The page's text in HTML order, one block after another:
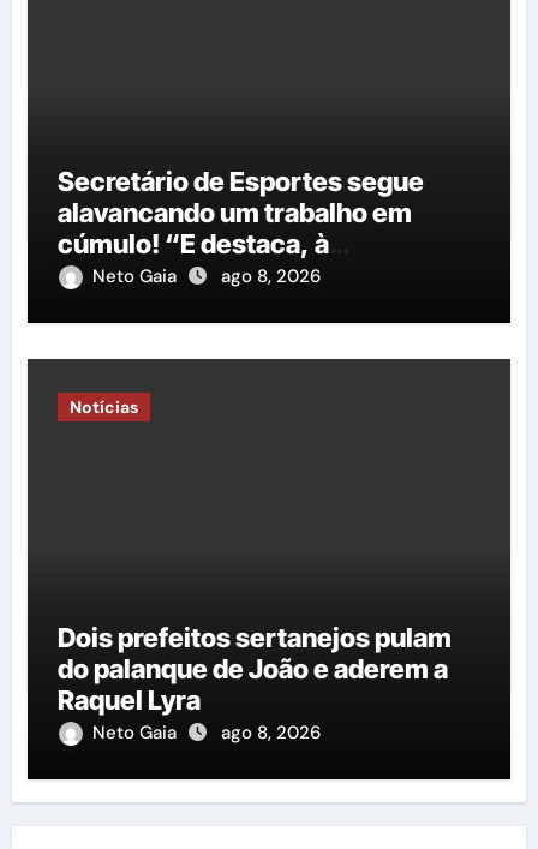
Secretário de Esportes segue
alavancando um trabalho em
cúmulo! “E destaca, à
importância do governo George
poliesportiva”
Neto Gaia ago 8, 2026
Notícias
Dois prefeitos sertanejos pulam
do palanque de João e aderem a
Raquel Lyra
Neto Gaia ago 8, 2026